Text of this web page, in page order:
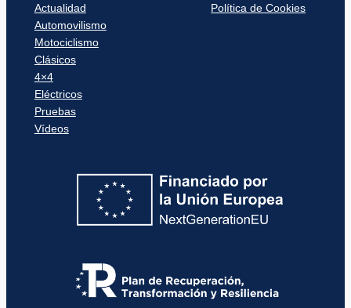
Actualidad
Automovilismo
Motociclismo
Clásicos
4×4
Eléctricos
Pruebas
Vídeos
Política de Cookies